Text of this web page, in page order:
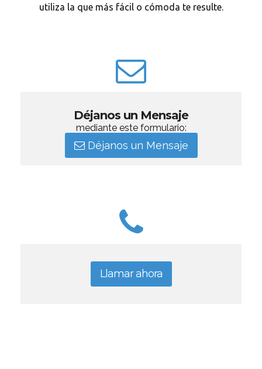
utiliza la que más fácil o cómoda te resulte.
Déjanos un Mensaje
mediante este formulario:
Déjanos un Mensaje
Llamar ahora